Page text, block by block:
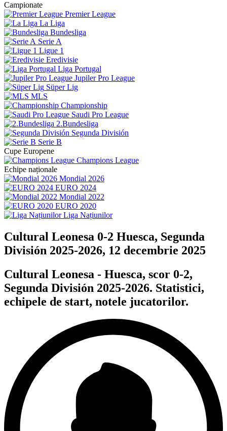
Campionate
Premier League
La Liga
Bundesliga
Serie A
Ligue 1
Eredivisie
Liga Portugal
Jupiler Pro League
Süper Lig
MLS
Championship
Saudi Pro League
2.Bundesliga
Segunda División
Serie B
Cupe Europene
Champions League
Echipe naționale
Mondial 2026
EURO 2024
Mondial 2022
EURO 2020
Liga Națiunilor
Cultural Leonesa 0-2 Huesca, Segunda
División 2025-2026, 12 decembrie 2025
Cultural Leonesa - Huesca, scor 0-2,
Segunda División 2025-2026. Statistici,
echipele de start, notele jucatorilor.